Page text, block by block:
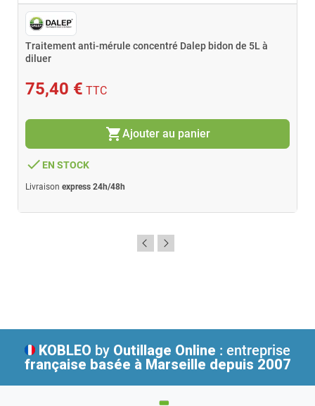
Traitement anti-mérule concentré Dalep bidon de 5L à
diluer
75,40 € TTC
shopping_cartAjouter au panier
done EN STOCK
Livraison express 24h/48h
KOBLEO by Outillage Online : entreprise
française basée à Marseille depuis 2007